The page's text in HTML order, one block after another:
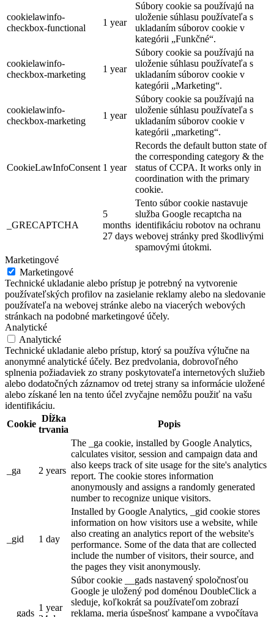
cookielawinfo-
checkbox-functional
1 year
Súbory cookie sa používajú na
uloženie súhlasu používateľa s
ukladaním súborov cookie v
kategórii „Funkčné“.
cookielawinfo-
checkbox-marketing
1 year
Súbory cookie sa používajú na
uloženie súhlasu používateľa s
ukladaním súborov cookie v
kategórii „Marketing“.
cookielawinfo-
checkbox-marketing
1 year
Súbory cookie sa používajú na
uloženie súhlasu používateľa s
ukladaním súborov cookie v
kategórii „marketing“.
CookieLawInfoConsent 1 year
Records the default button state of
the corresponding category & the
status of CCPA. It works only in
coordination with the primary
cookie.
_GRECAPTCHA
5
months
27 days
Tento súbor cookie nastavuje
služba Google recaptcha na
identifikáciu robotov na ochranu
webovej stránky pred škodlivými
spamovými útokmi.
Marketingové
Marketingové
Technické ukladanie alebo prístup je potrebný na vytvorenie
používateľských profilov na zasielanie reklamy alebo na sledovanie
používateľa na webovej stránke alebo na viacerých webových
stránkach na podobné marketingové účely.
Analytické
Analytické
Technické ukladanie alebo prístup, ktorý sa používa výlučne na
anonymné analytické účely. Bez predvolania, dobrovoľného
splnenia požiadaviek zo strany poskytovateľa internetových služieb
alebo dodatočných záznamov od tretej strany sa informácie uložené
alebo získané len na tento účel zvyčajne nemôžu použiť na vašu
identifikáciu.
Cookie
Dĺžka
trvania
Popis
_ga 2 years
The _ga cookie, installed by Google Analytics,
calculates visitor, session and campaign data and
also keeps track of site usage for the site's analytics
report. The cookie stores information
anonymously and assigns a randomly generated
number to recognize unique visitors.
_gid 1 day
Installed by Google Analytics, _gid cookie stores
information on how visitors use a website, while
also creating an analytics report of the website's
performance. Some of the data that are collected
include the number of visitors, their source, and
the pages they visit anonymously.
__gads
1 year
Súbor cookie __gads nastavený spoločnosťou
Google je uložený pod doménou DoubleClick a
sleduje, koľkokrát sa používateľom zobrazí
reklama, meria úspešnosť kampane a vypočítava